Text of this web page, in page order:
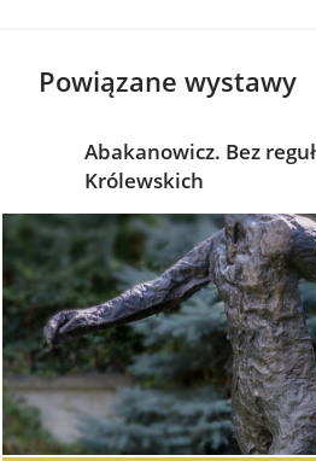
Powiązane wystawy
Abakanowicz. Bez
Królewskich